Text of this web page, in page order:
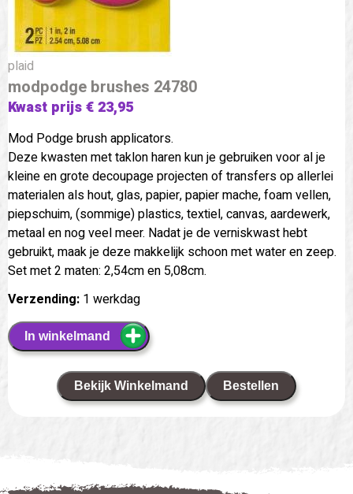
plaid
modpodge brushes 24780
Kwast prijs € 23,95
Mod Podge brush applicators.
Deze kwasten met taklon haren kun je gebruiken voor al je
kleine en grote decoupage projecten of transfers op allerlei
materialen als hout, glas, papier, papier mache, foam vellen,
piepschuim, (sommige) plastics, textiel, canvas, aardewerk,
metaal en nog veel meer. Nadat je de verniskwast hebt
gebruikt, maak je deze makkelijk schoon met water en zeep.
Set met 2 maten: 2,54cm en 5,08cm.
Verzending: 1 werkdag
In winkelmand
Bekijk Winkelmand Bestellen